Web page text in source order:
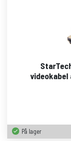
videokabel
På lager